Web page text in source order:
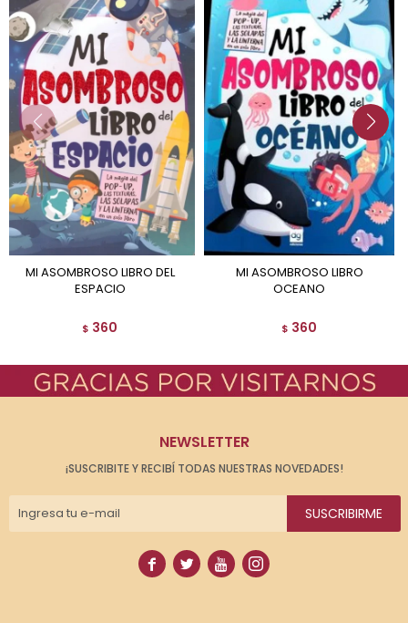
MI ASOMBROSO LIBRO DEL
ESPACIO
$ 360
MI ASOMBROSO LIBRO
OCEANO
$ 360
NEWSLETTER
¡SUSCRIBITE Y RECIBÍ TODAS NUESTRAS NOVEDADES!
SUSCRIBIRME
   